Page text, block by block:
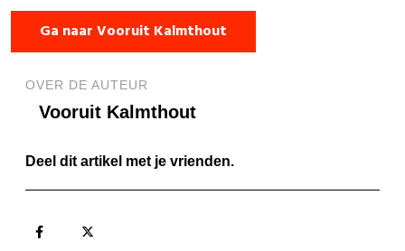
Ga naar Vooruit Kalmthout
OVER DE AUTEUR
Vooruit Kalmthout
Deel dit artikel met je vrienden.